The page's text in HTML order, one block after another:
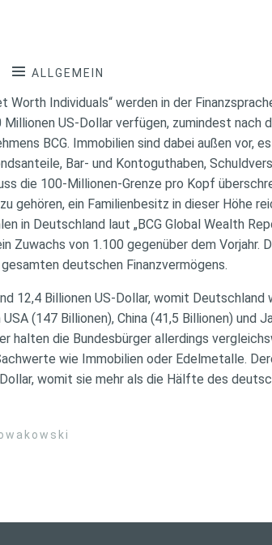
ALLGEMEIN
Worth Individuals“ werden in der
Millionen US-Dollar verfügen, zumindest nach
BCG. Immobilien sind dabei außen vor,
Bar- und Kontoguthaben,
die 100-Millionen-Grenze pro Kopf
gehören, ein Familienbesitz in dieser Höhe
in Deutschland laut „BCG Global Wealth
Zuwachs von 1.100 gegenüber dem Vorjahr.
deutschen Finanzvermögens.
12,4 Billionen US-Dollar, womit
(147 Billionen), China (41,5 Billionen) und
halten die Bundesbürger allerdings
wie Immobilien oder Edelmetalle.
womit sie mehr als die Hälfte des